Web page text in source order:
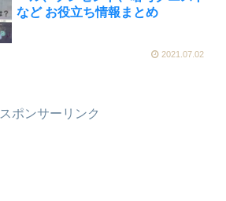
など お役立ち情報まとめ
2021.07.02
スポンサーリンク